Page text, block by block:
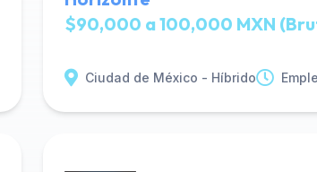
$90,000 a 100,000 MXN
Ciudad de México - Híbrido